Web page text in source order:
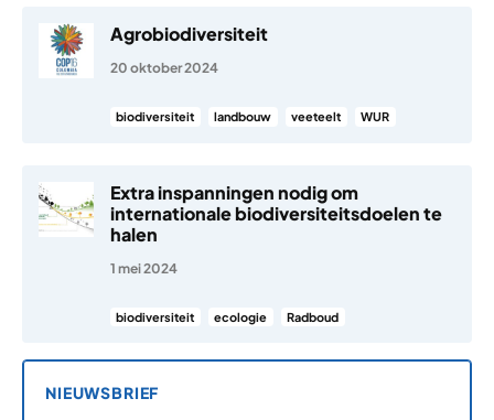
Agrobiodiversiteit
20 oktober 2024
biodiversiteit landbouw veeteelt WUR
Extra inspanningen nodig om
internationale biodiversiteitsdoelen te
halen
1 mei 2024
biodiversiteit ecologie Radboud
NIEUWSBRIEF